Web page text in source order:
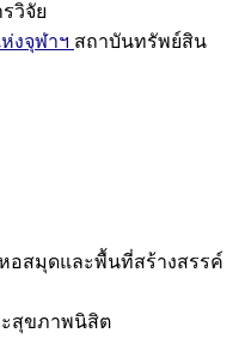
วิจัย
งจุฬาฯ สถาบันทรัพย์สิน
อสมุดและพื้นที่สร้างสรรค์
สุขภาพนิสิต